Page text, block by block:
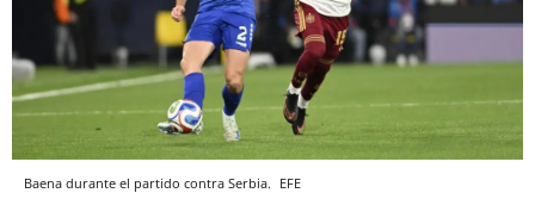
Baena durante el partido contra Serbia. EFE